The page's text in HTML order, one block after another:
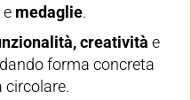
e medaglie.
creatività e
forma concreta
circolare.